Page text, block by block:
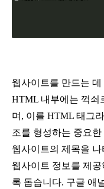
웹사이트를 만드는
HTML 내부에는 꺽쇠
며, 이를 HTML 태그
조를 형성하는 중요
웹사이트의 제목을
웹사이트 정보를 제
록 돕습니다. 구글 애